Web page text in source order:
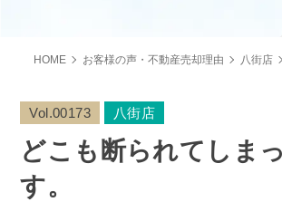
HOME お客様の声・不動産売却理由 八街店
Vol.00173 八街店
どこも断られてしま
す。